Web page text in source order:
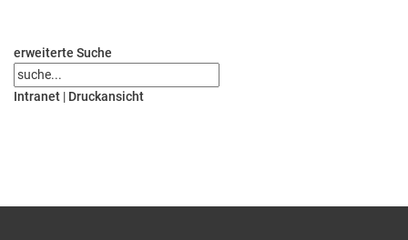
erweiterte Suche
Intranet | Druckansicht